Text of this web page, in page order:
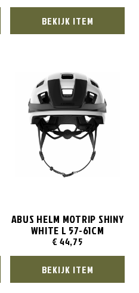
BEKIJK ITEM
ABUS HELM MOTRIP SHINY
WHITE L 57-61CM
€ 44,75
BEKIJK ITEM